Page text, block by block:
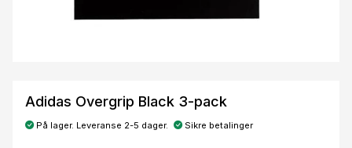
Adidas Overgrip Black 3-pack
På lager. Leveranse 2-5 dager. Sikre betalinger